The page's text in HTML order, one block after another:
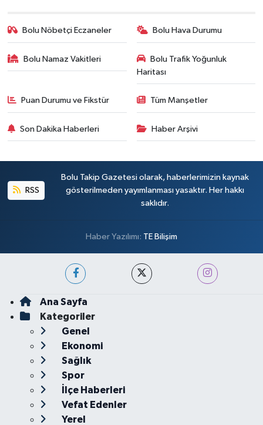
Bolu Nöbetçi Eczaneler Bolu Hava Durumu
Bolu Namaz Vakitleri
Bolu Trafik Yoğunluk
Haritası
Puan Durumu ve Fikstür Tüm Manşetler
Son Dakika Haberleri Haber Arşivi
RSS
Bolu Takip Gazetesi olarak, haberlerimizin kaynak
gösterilmeden yayımlanması yasaktır. Her hakkı
saklıdır.
Haber Yazılımı: TE Bilişim
Ana Sayfa
Kategoriler
Genel
Ekonomi
Sağlık
Spor
İlçe Haberleri
Vefat Edenler
Yerel